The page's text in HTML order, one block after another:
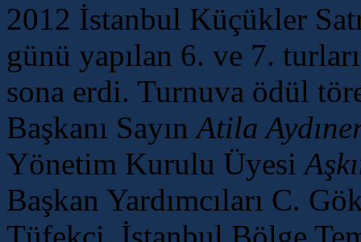
2012 İstanbul Küçükler
günü yapılan 6. ve 7.
sona erdi. Turnuva ödül
Başkanı SayınAtila
Yönetim Kurulu Üyesi
Başkan Yardımcıları C.